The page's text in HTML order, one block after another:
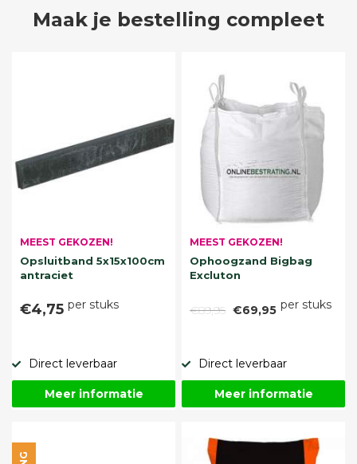
Maak je bestelling compleet
MEEST GEKOZEN!
Opsluitband 5x15x100cm
antraciet
€4,75 per stuks
Direct leverbaar
Meer informatie
MEEST GEKOZEN!
Ophoogzand Bigbag
Excluton
€89,95 €69,95 per stuks
Direct leverbaar
Meer informatie